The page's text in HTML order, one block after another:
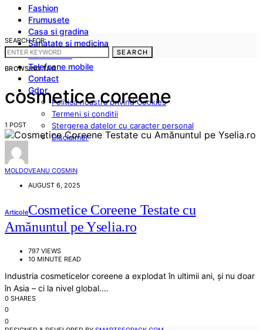
Fashion
Frumusete
Casa si gradina
Sanatate si medicina
Cum sa fac
Telefoane mobile
Contact
Gdpr
Politica noastra privind Cookies
Termeni si conditii
Stergerea datelor cu caracter personal
Disclaimer
SEARCH FOR:
SEARCH
BROWSING TAG
cosmetice coreene
1 POST
MOLDOVEANU COSMIN
AUGUST 6, 2025
ArticoleCosmetice Coreene Testate cu
Amănuntul pe Yselia.ro
797 VIEWS
10 MINUTE READ
Industria cosmeticelor coreene a explodat în ultimii ani, și nu doar
în Asia – ci la nivel global.…
0 SHARES
0
0